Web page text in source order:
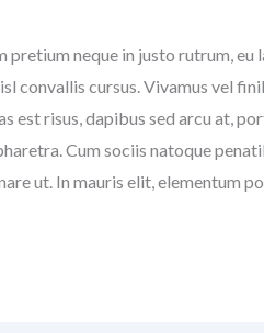
neque in justo rutrum, eu
convallis cursus. Vivamus vel
est risus, dapibus sed arcu at,
Cum sociis natoque
ut. In mauris elit, elementum